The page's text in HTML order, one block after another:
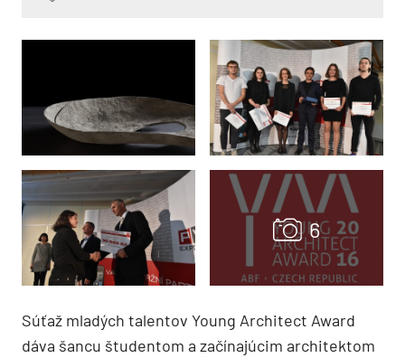
Súťaž mladých talentov Young Architect Award
dáva šancu študentom a začínajúcim architektom